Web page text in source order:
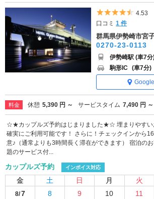
5つ星
4.53
口コミ1 件
群馬県伊勢崎市宮
0270-23-0113
伊勢崎駅 (車7分
駒形IC (車7分)
料金 休憩 5,390 円 ～ サービスタイム 7,490 円 ～
☆★カップルズ予約はじまりました★☆ 埋まりやすい
確実にご利用可能です！ さらに！チェックインから
意♪（通常よりも3時間長く滞在ができます） 宿泊の
題のサービス付...
カップルズ予約 インボイス対応
金 土 日 月 火
8/7 8 9 10 11